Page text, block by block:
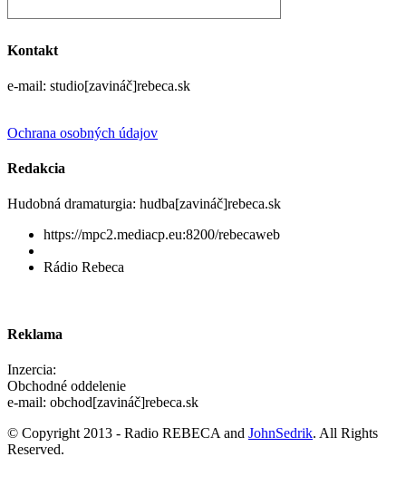
Kontakt
e-mail: studio[zavináč]rebeca.sk
Ochrana osobných údajov
Redakcia
Hudobná dramaturgia: hudba[zavináč]rebeca.sk
https://mpc2.mediacp.eu:8200/rebecaweb
Rádio Rebeca
Reklama
Inzercia:
Obchodné oddelenie
e-mail: obchod[zavináč]rebeca.sk
© Copyright 2013 - Radio REBECA and JohnSedrik. All Rights
Reserved.